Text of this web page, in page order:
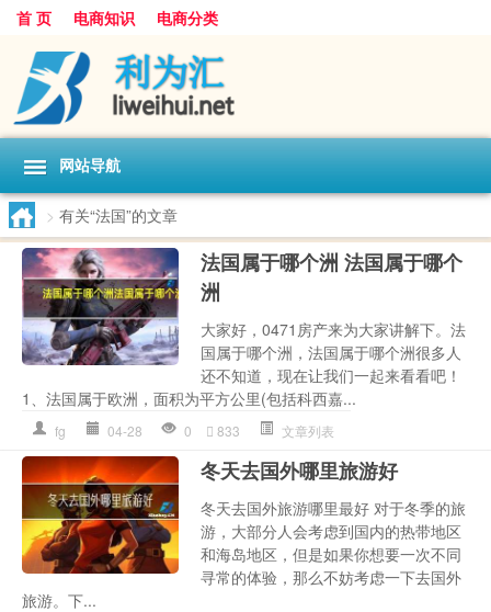
首 页 电商知识 电商分类
网站导航
> 有关“法国”的文章
法国属于哪个洲 法国属于哪个
洲
大家好，0471房产来为大家讲解下。法
国属于哪个洲，法国属于哪个洲很多人
还不知道，现在让我们一起来看看吧！
1、法国属于欧洲，面积为平方公里(包括科西嘉...
fg 04-28 0 833 文章列表
冬天去国外哪里旅游好
冬天去国外旅游哪里最好 对于冬季的旅
游，大部分人会考虑到国内的热带地区
和海岛地区，但是如果你想要一次不同
寻常的体验，那么不妨考虑一下去国外
旅游。下...